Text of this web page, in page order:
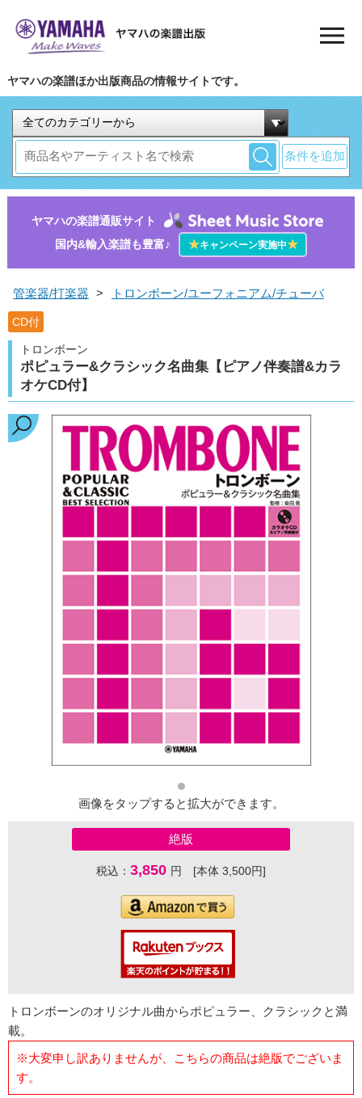
ヤマハの楽譜ほか出版商品の情報サイトです。
条件を追加
ヤマハの楽譜通販サイト
国内&輸入楽譜も豊富♪
★キャンペーン実施中★
管楽器/打楽器 > トロンボーン/ユーフォニアム/チューバ
CD付
トロンボーン
ポピュラー&クラシック名曲集【ピアノ伴奏譜&カラ
オケCD付】
画像をタップすると拡大ができます。
絶版
税込： 3,850 円 [本体 3,500円]
トロンボーンのオリジナル曲からポピュラー、クラシックと満
載。
※大変申し訳ありませんが、こちらの商品は絶版でございま
す。